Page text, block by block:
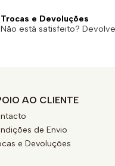
Trocas e Devoluções
Não está satisfeito?
AO CLIENTE
de Envio
e Devoluções